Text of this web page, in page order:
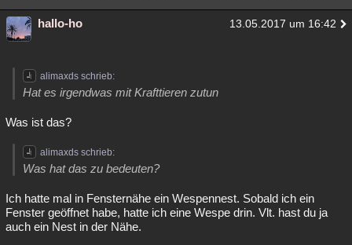
hallo-ho 13.05.2017 um 16:42
alimaxds schrieb:
Hat es irgendwas mit Krafttieren zutun
Was ist das?
alimaxds schrieb:
Was hat das zu bedeuten?
Ich hatte mal in Fensternähe ein Wespennest. Sobald ich ein
Fenster geöffnet habe, hatte ich eine Wespe drin. Vlt. hast du ja
auch ein Nest in der Nähe.